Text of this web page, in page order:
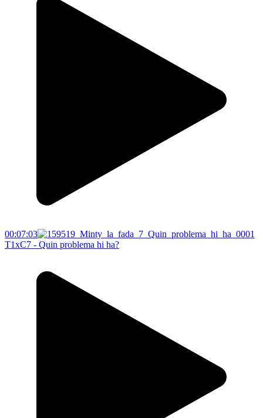
00:07:03
T1xC7 - Quin problema hi ha?